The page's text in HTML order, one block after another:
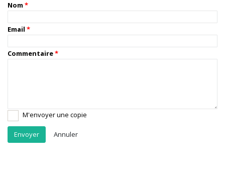
Nom
Email
Commentaire
M'envoyer une copie
Annuler